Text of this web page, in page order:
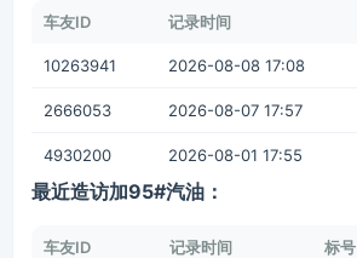
车友ID 记录时间
10263941 2026-08-08 17:08
2666053 2026-08-07 17:57
4930200 2026-08-01 17:55
最近造访加95#汽油：
车友ID 记录时间 标号